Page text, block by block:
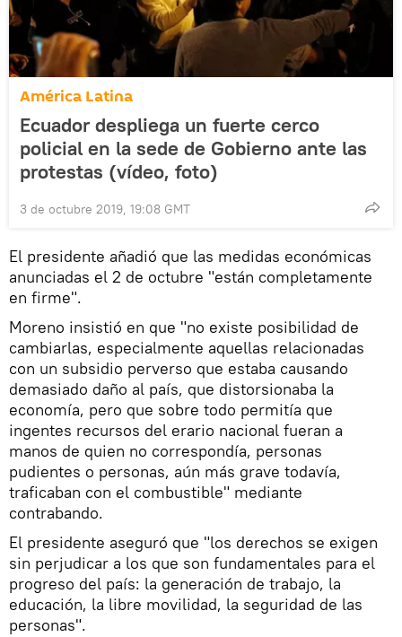
América Latina
Ecuador despliega un fuerte cerco
policial en la sede de Gobierno ante las
protestas (vídeo, foto)
3 de octubre 2019, 19:08 GMT
El presidente añadió que las medidas económicas
anunciadas el 2 de octubre "están completamente
en firme".
Moreno insistió en que "no existe posibilidad de
cambiarlas, especialmente aquellas relacionadas
con un subsidio perverso que estaba causando
demasiado daño al país, que distorsionaba la
economía, pero que sobre todo permitía que
ingentes recursos del erario nacional fueran a
manos de quien no correspondía, personas
pudientes o personas, aún más grave todavía,
traficaban con el combustible" mediante
contrabando.
El presidente aseguró que "los derechos se exigen
sin perjudicar a los que son fundamentales para el
progreso del país: la generación de trabajo, la
educación, la libre movilidad, la seguridad de las
personas".